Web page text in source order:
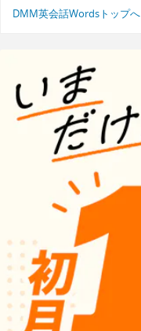
DMM英会話Wordsトップへ